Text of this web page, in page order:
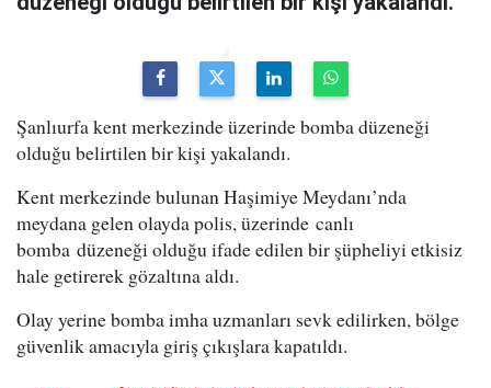
Şanlıurfa kent merkezinde üzerinde bomba düzeneği
olduğu belirtilen bir kişi yakalandı.
Kent merkezinde bulunan Haşimiye Meydanı’nda
meydana gelen olayda polis, üzerinde canlı
bomba düzeneği olduğu ifade edilen bir şüpheliyi etkisiz
hale getirerek gözaltına aldı.
Olay yerine bomba imha uzmanları sevk edilirken, bölge
güvenlik amacıyla giriş çıkışlara kapatıldı.